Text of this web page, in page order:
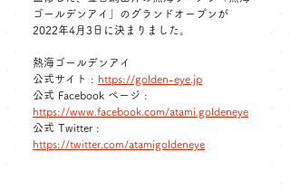
ゴールデンアイ」のグランドオープンが
2022年4月3日に決まりました。
熱海ゴールデンアイ
公式サイト : https://golden-eye.jp
公式 Facebook ページ :
https://www.facebook.com/atami.goldeneye
公式 Twitter :
https://twitter.com/atamigoldeneye